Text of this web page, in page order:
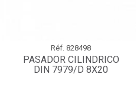
Réf. 828498
PASADOR CILINDRICO
DIN 7979/D 8X20